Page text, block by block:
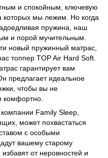
и спокойным, ключевую
которых мы лежим. Но когда
пружина, наш
и порой мучительным.
новый пружинный матрас,
топпер TOP Air Hard Soft.
гарантирует вам
предлагает идеальное
чтобы вы не
комфортно.
Family Sleep,
может похвастаться
с особыми
вашему старому
от неровностей и